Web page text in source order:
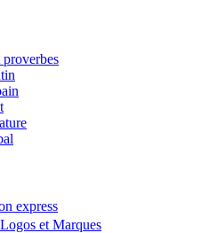
express
et Marques